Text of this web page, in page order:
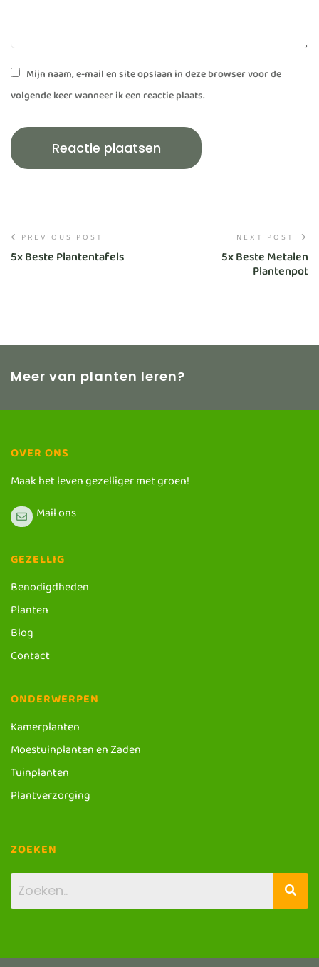
Mijn naam, e-mail en site opslaan in deze browser voor de
volgende keer wanneer ik een reactie plaats.
PREVIOUS POST
5x Beste Plantentafels
NEXT POST
5x Beste Metalen
Plantenpot
Meer van planten leren?
OVER ONS
Maak het leven gezelliger met groen!
Mail ons
GEZELLIG
Benodigdheden
Planten
Blog
Contact
ONDERWERPEN
Kamerplanten
Moestuinplanten en Zaden
Tuinplanten
Plantverzorging
ZOEKEN